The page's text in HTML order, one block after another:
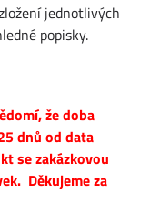
jednotlivých
popisky.
že doba
dnů od data
se zakázkovou
Děkujeme za